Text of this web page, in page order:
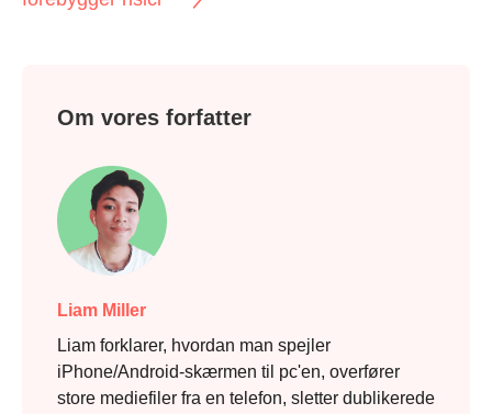
Om vores forfatter
Liam Miller
Liam forklarer, hvordan man spejler
iPhone/Android-skærmen til pc'en, overfører
store mediefiler fra en telefon, sletter dublikerede